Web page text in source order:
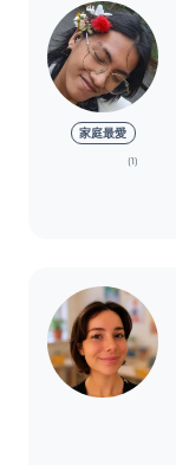
家庭最愛
(1)